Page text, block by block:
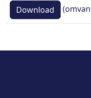
Download